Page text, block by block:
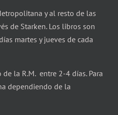
y al resto de las
de Starken. Los libros son
martes y jueves de cada
la R.M. entre 2-4 días. Para
dependiendo de la